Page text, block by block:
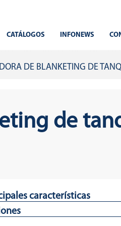
CATÁLOGOS INFONEWS
DE BLANKETING DE
de
características
compacto.